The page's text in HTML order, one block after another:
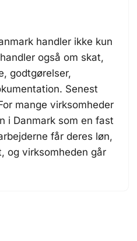
handler ikke kun
også om skat,
godtgørelser,
Senest
mange virksomheder
i Danmark som en fast
får deres løn,
og virksomheden går